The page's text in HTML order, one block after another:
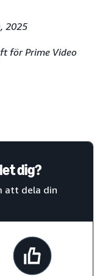
2025
för Prime Video
dig?
att dela din